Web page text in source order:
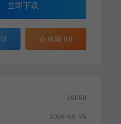
立即下载
5) 收藏 (0)
29058
2026-05-25